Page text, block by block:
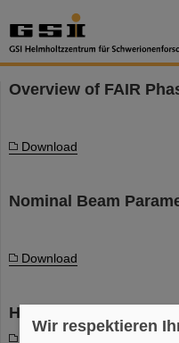
Overview of FAIR
Download
Nominal Beam
Download
HEST Parallel
Wir respektieren